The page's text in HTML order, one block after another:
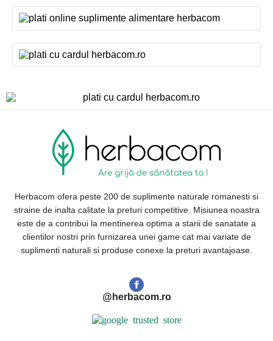
Herbacom ofera peste 200 de suplimente naturale romanesti si
straine de inalta calitate la preturi competitive. Misiunea noastra
este de a contribui la mentinerea optima a starii de sanatate a
clientilor nostri prin furnizarea unei game cat mai variate de
suplimenti naturali si produse conexe la preturi avantajoase.
@herbacom.ro